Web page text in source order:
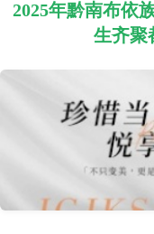
2025年黔南布依
生齐聚